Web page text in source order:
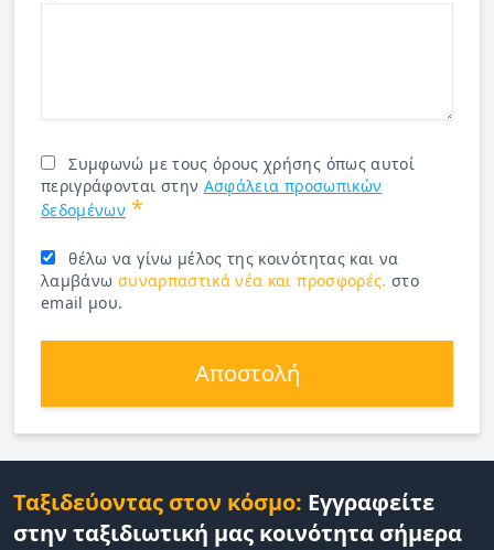
Συμφωνώ με τους όρους χρήσης όπως αυτοί
περιγράφονται στην Ασφάλεια προσωπικών
δεδομένων *
θέλω να γίνω μέλος της κοινότητας και να
λαμβάνω συναρπαστικά νέα και προσφορές. στο
email μου.
Αποστολή
Ταξιδεύοντας στον κόσμο: Εγγραφείτε
στην ταξιδιωτική μας κοινότητα σήμερα